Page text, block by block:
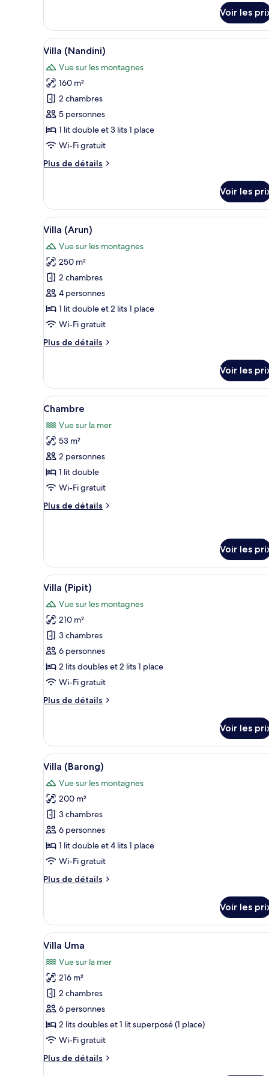
le
type
de
chambre
Villa
(Naga)
Voir les
Afficher
toutes
les
photos
pour
ce
type
de
chambre :
Villa
Une maison à deux étages
28
Villa (Nandini)
Vue sur les montagnes
160 m²
2 chambres
5 personnes
1 lit double et 3 lits 1 place
Wi-Fi gratuit
Plus de détails
Plus
le
type
de
chambre
Villa
(Nandini)
Voir les
Afficher
toutes
les
photos
pour
ce
type
de
chambre :
Villa
Une maison moderne avec
25
Villa (Arun)
Vue sur les montagnes
250 m²
2 chambres
4 personnes
1 lit double et 2 lits 1 place
Wi-Fi gratuit
Plus de détails
Plus
le
type
de
Villa
(Arun)
Voir les
Afficher
toutes
les
photos
pour
ce
type
chambre :
Une chambre spacieuse avec
10
Chambre
Vue sur la mer
53 m²
2 personnes
1 lit double
Wi-Fi gratuit
Plus de détails
Plus
type
de
chambre
Chambre
Voir les
Afficher
toutes
les
photos
pour
ce
type
de
chambre :
Villa
Une maison moderne dotée
35
Villa (Pipit)
Vue sur les montagnes
210 m²
3 chambres
6 personnes
2 lits doubles et 2 lits 1 place
Wi-Fi gratuit
Plus de détails
Plus
le
type
de
chambre
Villa
(Pipit)
Voir les
Afficher
toutes
les
photos
pour
ce
type
de
chambre :
Villa
Un espace aménagé au bord
27
Villa (Barong)
Vue sur les montagnes
200 m²
3 chambres
6 personnes
1 lit double et 4 lits 1 place
Wi-Fi gratuit
Plus de détails
Plus
le
type
de
Villa
(Barong)
Voir les
Afficher
toutes
les
photos
pour
ce
type
de
chambre :
Villa
Un espace piscine offrant
26
Villa Uma
Vue sur la mer
216 m²
2 chambres
6 personnes
2 lits doubles et 1 lit superposé (1 place)
Wi-Fi gratuit
Plus de détails
Plus